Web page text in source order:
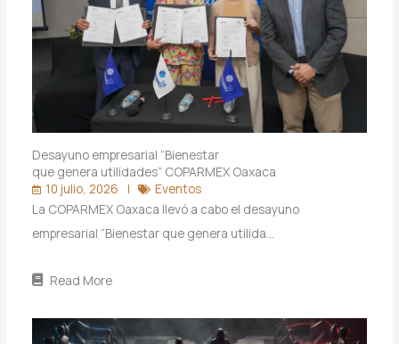
Desayuno empresarial “Bienestar
que genera utilidades” COPARMEX Oaxaca
10 julio, 2026
Eventos
La COPARMEX Oaxaca llevó a cabo el desayuno
empresarial “Bienestar que genera utilida…
Read More